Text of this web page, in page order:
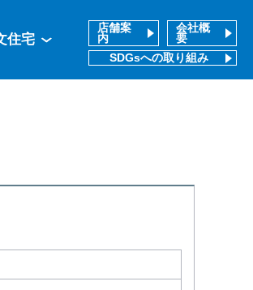
住宅
店舗案
内
会社概
要
SDGsへの取り組み